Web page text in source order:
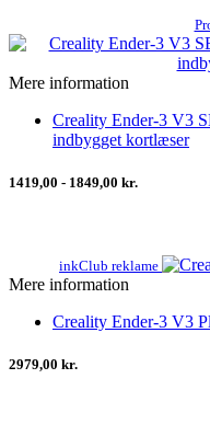
Mere information
Creality Ender-3 V3
indbygget kortlæser
1419,00 - 1849,00 kr.
inkClub reklame
Mere information
Creality Ender-3 V3
2979,00 kr.